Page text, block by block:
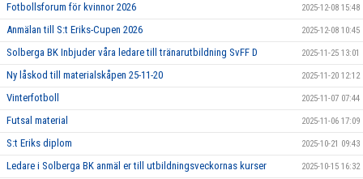
Fotbollsforum för kvinnor 2026 2025-12-08 15:48
Anmälan till S:t Eriks-Cupen 2026 2025-12-08 10:45
Solberga BK Inbjuder våra ledare till tränarutbildning SvFF D 2025-11-25 13:01
Ny låskod till materialskåpen 25-11-20 2025-11-20 12:12
Vinterfotboll 2025-11-07 07:44
Futsal material 2025-11-06 17:09
S:t Eriks diplom 2025-10-21 09:43
Ledare i Solberga BK anmäl er till utbildningsveckornas kurser 2025-10-15 16:32